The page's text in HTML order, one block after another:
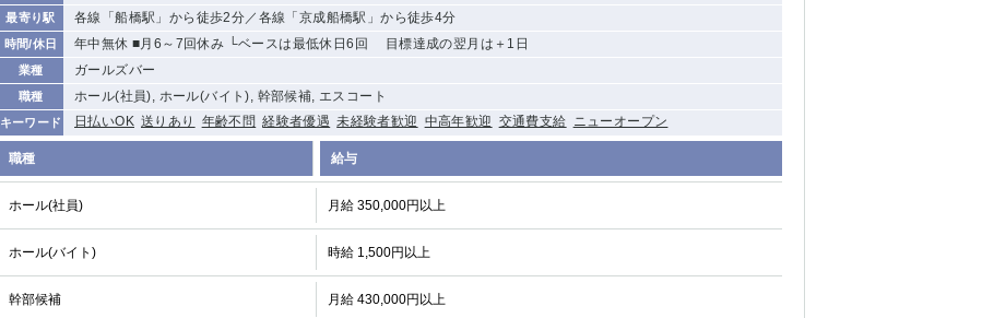
最寄り駅 各線「船橋駅」から徒歩2分／各線「京成船橋駅」から徒歩4分
時間/休日 年中無休 ■月6～7回休み └ベースは最低休日6回 目標達成の翌月は＋1日
業種 ガールズバー
職種 ホール(社員), ホール(バイト), 幹部候補, エスコート
キーワード 日払いOK 送りあり 年齢不問 経験者優遇 未経験者歓迎 中高年歓迎 交通費支給 ニューオープン
職種 給与
ホール(社員) 月給 350,000円以上
ホール(バイト) 時給 1,500円以上
幹部候補 月給 430,000円以上
土浦 ひたち野うしく
高崎
0 選択した内容で設定